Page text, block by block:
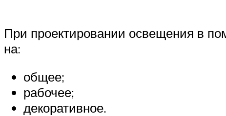
При проектировании освещения в
на:
общее;
рабочее;
декоративное.